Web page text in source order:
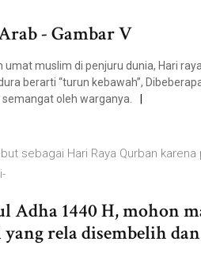
- Gambar V
muslim di penjuru dunia, Hari
berarti “turun kebawah”,
oleh warganya.
sebagai Hari Raya Qurban
Adha 1440 H, mohon
rela disembelih